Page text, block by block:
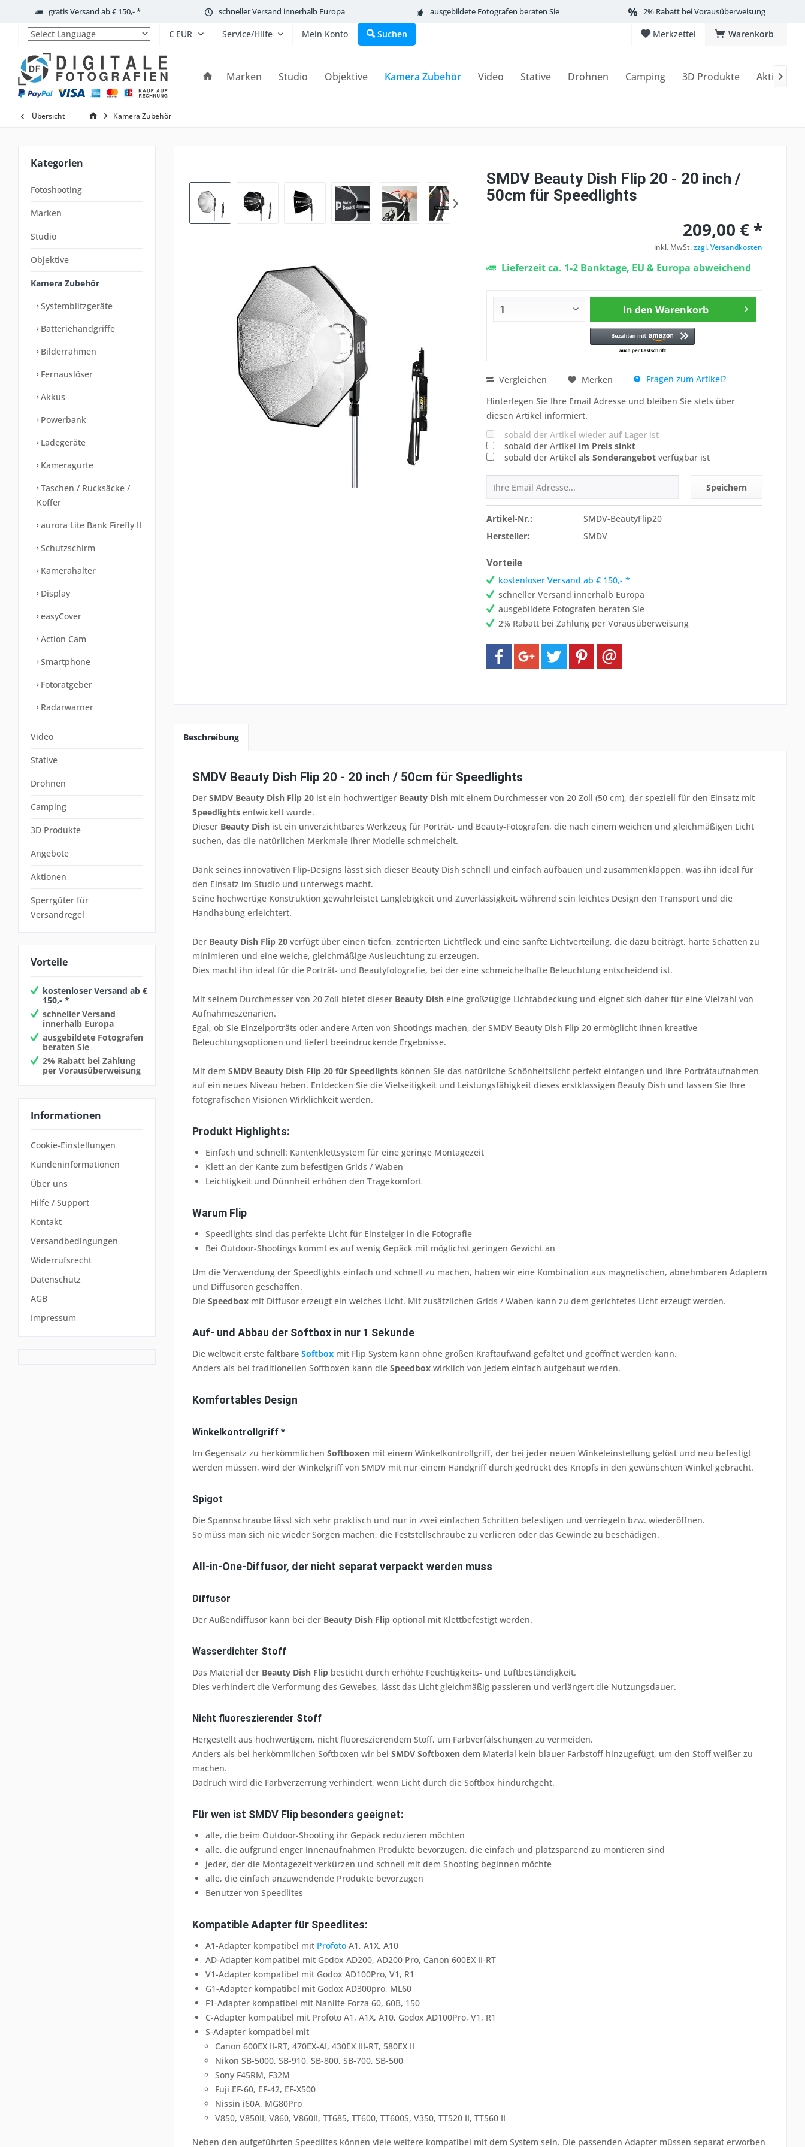
gratis Versand ab € 150,- * schneller Versand innerhalb Europa ausgebildete Fotografen beraten Sie 2% Rabatt bei Vorausüberweisung
Powered by
Warenkorb
Merkzettel
Service/Hilfe Mein Konto Suchen
Marken Studio Objektive Kamera Zubehör Video Stative Drohnen Camping 3D Produkte Aktionen

Übersicht Kamera Zubehör
Kategorien
Fotoshooting
Marken
Studio
Objektive
Kamera Zubehör
Systemblitzgeräte
Batteriehandgriffe
Bilderrahmen
Fernauslöser
Akkus
Powerbank
Ladegeräte
Kameragurte
Taschen / Rucksäcke /
Koffer
aurora Lite Bank Firefly II
Schutzschirm
Kamerahalter
Display
easyCover
Action Cam
Smartphone
Fotoratgeber
Radarwarner
Video
Stative
Drohnen
Camping
3D Produkte
Angebote
Aktionen
Sperrgüter für
Versandregel
Vorteile
kostenloser Versand ab €
150,- *
schneller Versand
innerhalb Europa
ausgebildete Fotografen
beraten Sie
2% Rabatt bei Zahlung
per Vorausüberweisung
Informationen
Cookie-Einstellungen
Kundeninformationen
Über uns
Hilfe / Support
Kontakt
Versandbedingungen
Widerrufsrecht
Datenschutz
AGB
Impressum
SMDV Beauty Dish Flip 20 - 20 inch /
50cm für Speedlights
209,00 € *
inkl. MwSt.zzgl. Versandkosten
Lieferzeit ca. 1-2 Banktage, EU & Europa abweichend
In den Warenkorb
Vergleichen Merken
Fragen zum Artikel?
Hinterlegen Sie Ihre Email Adresse und bleiben Sie stets über
diesen Artikel informiert.
sobald der Artikel wieder auf Lagerist
sobald der Artikel im Preis sinkt
sobald der Artikel als Sonderangebotverfügbar ist
Speichern
Artikel-Nr.:
SMDV-BeautyFlip20
Hersteller:
SMDV
Vorteile
kostenloser Versand ab € 150,- *
schneller Versand innerhalb Europa
ausgebildete Fotografen beraten Sie
2% Rabatt bei Zahlung per Vorausüberweisung
Beschreibung
SMDV Beauty Dish Flip 20 - 20 inch / 50cm für Speedlights
Der SMDV Beauty Dish Flip 20 ist ein hochwertiger Beauty Dish mit einem Durchmesser von 20 Zoll (50 cm), der speziell für den Einsatz mit
Speedlights entwickelt wurde.
Dieser Beauty Dish ist ein unverzichtbares Werkzeug für Porträt- und Beauty-Fotografen, die nach einem weichen und gleichmäßigen Licht
suchen, das die natürlichen Merkmale ihrer Modelle schmeichelt.
Dank seines innovativen Flip-Designs lässt sich dieser Beauty Dish schnell und einfach aufbauen und zusammenklappen, was ihn ideal für
den Einsatz im Studio und unterwegs macht.
Seine hochwertige Konstruktion gewährleistet Langlebigkeit und Zuverlässigkeit, während sein leichtes Design den Transport und die
Handhabung erleichtert.
Der Beauty Dish Flip 20 verfügt über einen tiefen, zentrierten Lichtfleck und eine sanfte Lichtverteilung, die dazu beiträgt, harte Schatten zu
minimieren und eine weiche, gleichmäßige Ausleuchtung zu erzeugen.
Dies macht ihn ideal für die Porträt- und Beautyfotografie, bei der eine schmeichelhafte Beleuchtung entscheidend ist.
Mit seinem Durchmesser von 20 Zoll bietet dieser Beauty Dish eine großzügige Lichtabdeckung und eignet sich daher für eine Vielzahl von
Aufnahmeszenarien.
Egal, ob Sie Einzelporträts oder andere Arten von Shootings machen, der SMDV Beauty Dish Flip 20 ermöglicht Ihnen kreative
Beleuchtungsoptionen und liefert beeindruckende Ergebnisse.
Mit dem SMDV Beauty Dish Flip 20 für Speedlights können Sie das natürliche Schönheitslicht perfekt einfangen und Ihre Porträtaufnahmen
auf ein neues Niveau heben. Entdecken Sie die Vielseitigkeit und Leistungsfähigkeit dieses erstklassigen Beauty Dish und lassen Sie Ihre
fotografischen Visionen Wirklichkeit werden.
Produkt Highlights:
Einfach und schnell: Kantenklettsystem für eine geringe Montagezeit
Klett an der Kante zum befestigen Grids / Waben
Leichtigkeit und Dünnheit erhöhen den Tragekomfort
Warum Flip
Speedlights sind das perfekte Licht für Einsteiger in die Fotografie
Bei Outdoor-Shootings kommt es auf wenig Gepäck mit möglichst geringen Gewicht an
Um die Verwendung der Speedlights einfach und schnell zu machen, haben wir eine Kombination aus magnetischen, abnehmbaren Adaptern
und Diffusoren geschaffen.
Die Speedbox mit Diffusor erzeugt ein weiches Licht. Mit zusätzlichen Grids / Waben kann zu dem gerichtetes Licht erzeugt werden.
Auf- und Abbau der Softbox in nur 1 Sekunde
Die weltweit erste faltbare Softbox mit Flip System kann ohne großen Kraftaufwand gefaltet und geöffnet werden kann.
Anders als bei traditionellen Softboxen kann die Speedbox wirklich von jedem einfach aufgebaut werden.
Komfortables Design
Winkelkontrollgriff *
Im Gegensatz zu herkömmlichen Softboxen mit einem Winkelkontrollgriff, der bei jeder neuen Winkeleinstellung gelöst und neu befestigt
werden müssen, wird der Winkelgriff von SMDV mit nur einem Handgriff durch gedrückt des Knopfs in den gewünschten Winkel gebracht.
Spigot
Die Spannschraube lässt sich sehr praktisch und nur in zwei einfachen Schritten befestigen und verriegeln bzw. wiederöffnen.
So müss man sich nie wieder Sorgen machen, die Feststellschraube zu verlieren oder das Gewinde zu beschädigen.
All-in-One-Diffusor, der nicht separat verpackt werden muss
Diffusor
Der Außendiffusor kann bei der Beauty Dish Flip optional mit Klettbefestigt werden.
Wasserdichter Stoff
Das Material der Beauty Dish Flip besticht durch erhöhte Feuchtigkeits- und Luftbeständigkeit.
Dies verhindert die Verformung des Gewebes, lässt das Licht gleichmäßig passieren und verlängert die Nutzungsdauer.
Nicht fluoreszierender Stoff
Hergestellt aus hochwertigem, nicht fluoreszierendem Stoff, um Farbverfälschungen zu vermeiden.
Anders als bei herkömmlichen Softboxen wir bei SMDV Softboxen dem Material kein blauer Farbstoff hinzugefügt, um den Stoff weißer zu
machen.
Dadruch wird die Farbverzerrung verhindert, wenn Licht durch die Softbox hindurchgeht.
Für wen ist SMDV Flip besonders geeignet:
alle, die beim Outdoor-Shooting ihr Gepäck reduzieren möchten
alle, die aufgrund enger Innenaufnahmen Produkte bevorzugen, die einfach und platzsparend zu montieren sind
jeder, der die Montagezeit verkürzen und schnell mit dem Shooting beginnen möchte
alle, die einfach anzuwendende Produkte bevorzugen
Benutzer von Speedlites
Kompatible Adapter für Speedlites:
A1-Adapter kompatibel mit Profoto A1, A1X, A10
AD-Adapter kompatibel mit Godox AD200, AD200 Pro, Canon 600EX II-RT
V1-Adapter kompatibel mit Godox AD100Pro, V1, R1
G1-Adapter kompatibel mit Godox AD300pro, ML60
F1-Adapter kompatibel mit Nanlite Forza 60, 60B, 150
C-Adapter kompatibel mit Profoto A1, A1X, A10, Godox AD100Pro, V1, R1
S-Adapter kompatibel mit
Canon 600EX II-RT, 470EX-AI, 430EX III-RT, 580EX II
Nikon SB-5000, SB-910, SB-800, SB-700, SB-500
Sony F45RM, F32M
Fuji EF-60, EF-42, EF-X500
Nissin i60A, MG80Pro
V850, V850II, V860, V860II, TT685, TT600, TT600S, V350, TT520 II, TT560 II
Neben den aufgeführten Speedlites können viele weitere kompatibel mit dem System sein. Die passenden Adapter müssen separat erworben